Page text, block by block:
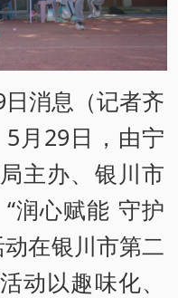
消息（记者齐
月29日，由宁
主办、银川市
润心赋能 守护
在银川市第二
动以趣味化、